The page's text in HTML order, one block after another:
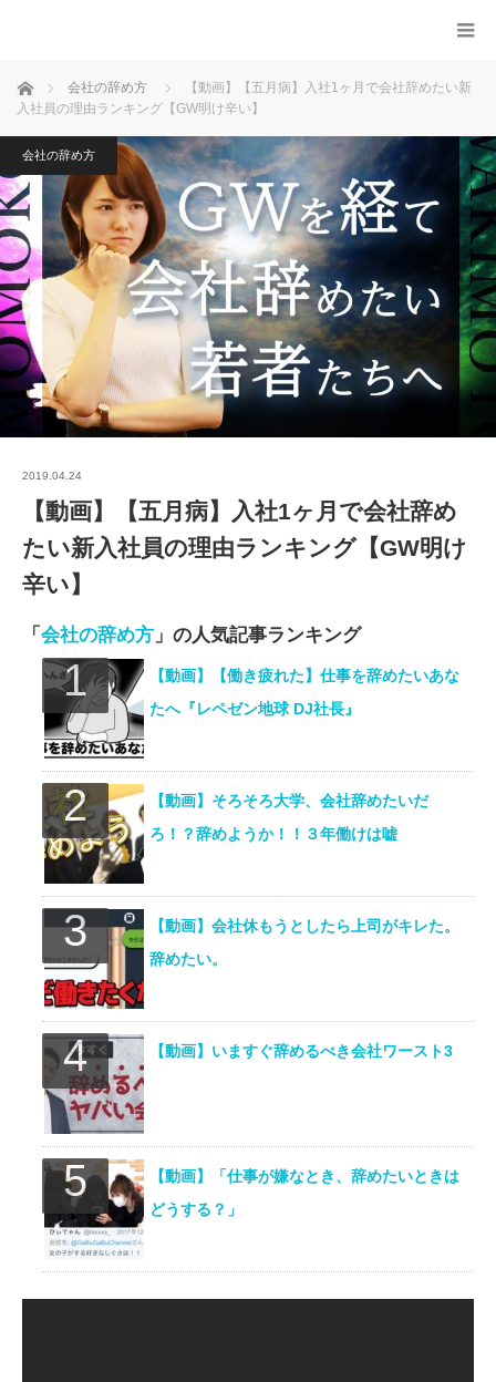
ホーム 会社の辞め方
【動画】【五月病】入社1ヶ月で会社辞めたい新
入社員の理由ランキング【GW明け辛い】
会社の辞め方
2019.04.24
【動画】【五月病】入社1ヶ月で会社辞め
たい新入社員の理由ランキング【GW明け
辛い】
「 会社の辞め方 」の人気記事ランキング
【動画】【働き疲れた】仕事を辞めたいあな
たへ『レペゼン地球 DJ社長』
【動画】そろそろ大学、会社辞めたいだ
ろ！？辞めようか！！３年働けは嘘
【動画】会社休もうとしたら上司がキレた。
辞めたい。
【動画】いますぐ辞めるべき会社ワースト3
【動画】「仕事が嫌なとき、辞めたいときは
どうする？」